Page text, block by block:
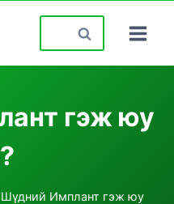
Search
for:
гэж юу
Шүдний Имплант гэж юу